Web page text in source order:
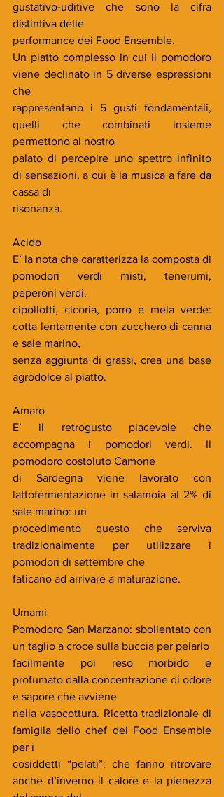
gustativo-uditive che sono la cifra
distintiva delle
performance dei Food Ensemble.
Un piatto complesso in cui il pomodoro
viene declinato in 5 diverse espressioni
che
rappresentano i 5 gusti fondamentali,
quelli che combinati insieme
permettono al nostro
palato di percepire uno spettro infinito
di sensazioni, a cui è la musica a fare da
cassa di
risonanza.
Acido
E’ la nota che caratterizza la composta di
pomodori verdi misti, tenerumi,
peperoni verdi,
cipollotti, cicoria, porro e mela verde:
cotta lentamente con zucchero di canna
e sale marino,
senza aggiunta di grassi, crea una base
agrodolce al piatto.
Amaro
E’ il retrogusto piacevole che
accompagna i pomodori verdi. Il
pomodoro costoluto Camone
di Sardegna viene lavorato con
lattofermentazione in salamoia al 2% di
sale marino: un
procedimento questo che serviva
tradizionalmente per utilizzare i
pomodori di settembre che
faticano ad arrivare a maturazione.
Umami
Pomodoro San Marzano: sbollentato con
un taglio a croce sulla buccia per pelarlo
facilmente poi reso morbido e
profumato dalla concentrazione di odore
e sapore che avviene
nella vasocottura. Ricetta tradizionale di
famiglia dello chef dei Food Ensemble
per i
cosiddetti “pelati”: che fanno ritrovare
anche d’inverno il calore e la pienezza